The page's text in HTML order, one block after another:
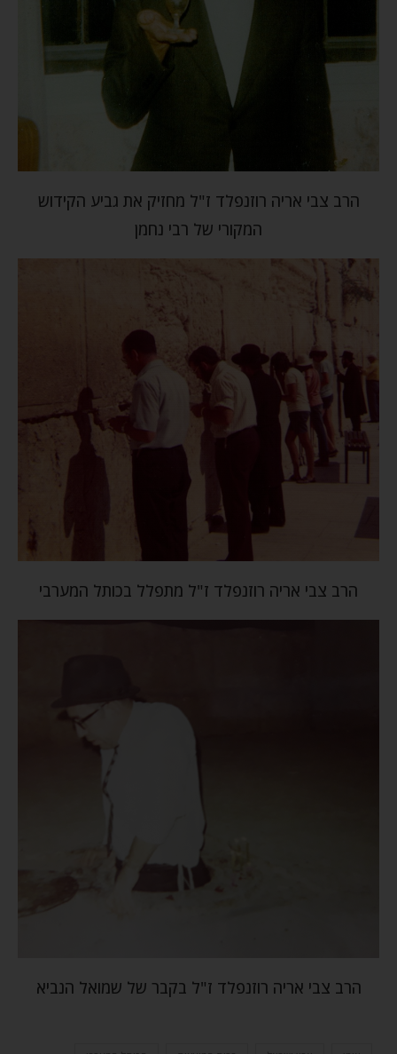
הרב צבי אריה רוזנפלד ז"ל מחזיק את גביע הקידוש
המקורי של רבי נחמן
הרב צבי אריה רוזנפלד ז"ל מתפלל בכותל המערבי
הרב צבי אריה רוזנפלד ז"ל בקבר של שמואל הנביא